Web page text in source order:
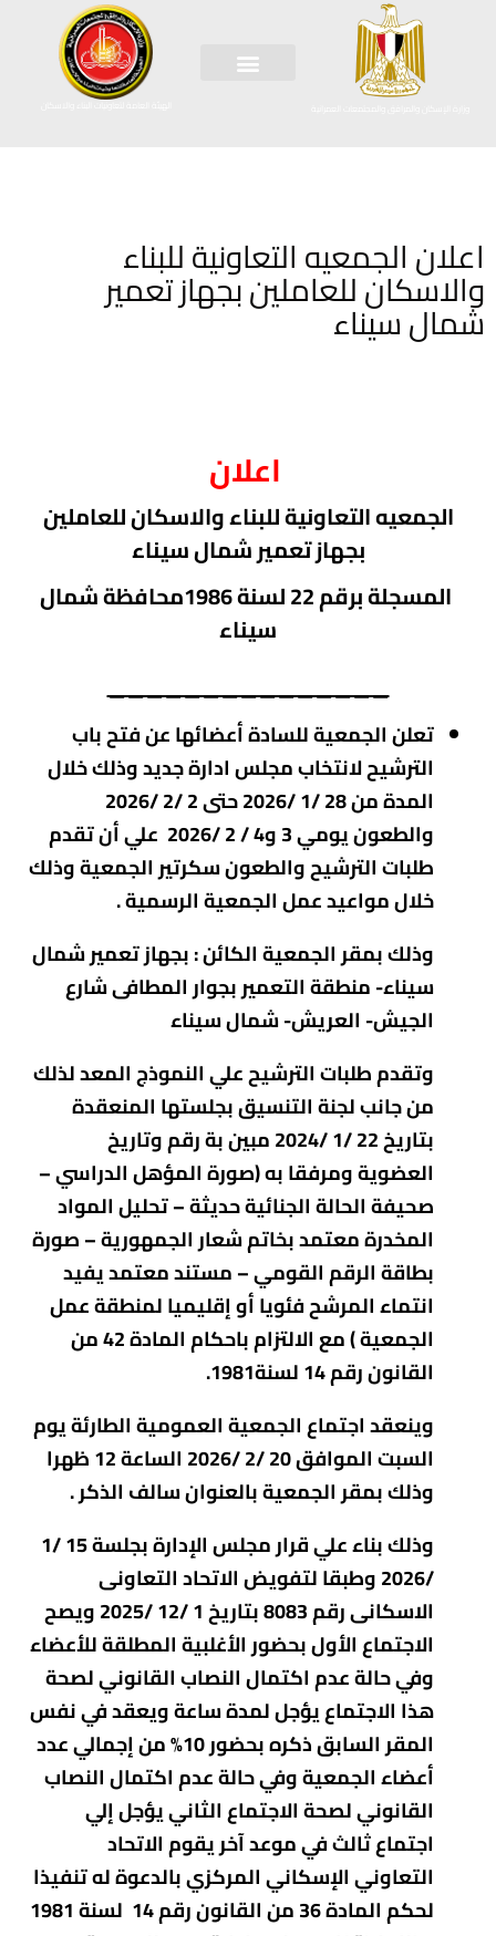
الهيئة العامة لتعاونيات البناء والاسكان
اعلان الجمعيه التعاونية للبناء
والاسكان للعاملين بجهاز تعمير
شمال سيناء
اعلان
الجمعيه التعاونية للبناء والاسكان للعاملين
بجهاز تعمير شمال سيناء
المسجلة برقم 22 لسنة 1986محافظة شمال
سيناء
_______________
تعلن الجمعية للسادة أعضائها عن فتح باب
الترشيح لانتخاب مجلس ادارة جديد وذلك خلال
المدة من 28 /1 /2026 حتى 2 /2 /2026
والطعون يومي 3 و4 / 2 /2026 علي أن تقدم
طلبات الترشيح والطعون سكرتير الجمعية وذلك
خلال مواعيد عمل الجمعية الرسمية .
وذلك بمقر الجمعية الكائن : بجهاز تعمير شمال
سيناء- منطقة التعمير بجوار المطافى شارع
الجيش- العريش- شمال سيناء
وتقدم طلبات الترشيح علي النموذج المعد لذلك
من جانب لجنة التنسيق بجلستها المنعقدة
بتاريخ 22 /1 /2024 مبين بة رقم وتاريخ
العضوية ومرفقا به (صورة المؤهل الدراسي –
صحيفة الحالة الجنائية حديثة – تحليل المواد
المخدرة معتمد بخاتم شعار الجمهورية – صورة
بطاقة الرقم القومي – مستند معتمد يفيد
انتماء المرشح فئويا أو إقليميا لمنطقة عمل
الجمعية ) مع الالتزام باحكام المادة 42 من
القانون رقم 14 لسنة1981.
وينعقد اجتماع الجمعية العمومية الطارئة يوم
السبت الموافق 20 /2 /2026 الساعة 12 ظهرا
وذلك بمقر الجمعية بالعنوان سالف الذكر .
وذلك بناء علي قرار مجلس الإدارة بجلسة 15 /1
/2026 وطبقا لتفويض الاتحاد التعاونى
الاسكانى رقم 8083 بتاريخ 1 /12 /2025 ويصح
الاجتماع الأول بحضور الأغلبية المطلقة للأعضاء
وفي حالة عدم اكتمال النصاب القانوني لصحة
هذا الاجتماع يؤجل لمدة ساعة ويعقد في نفس
المقر السابق ذكره بحضور 10% من إجمالي عدد
أعضاء الجمعية وفي حالة عدم اكتمال النصاب
القانوني لصحة الاجتماع الثاني يؤجل إلي
اجتماع ثالث في موعد آخر يقوم الاتحاد
التعاوني الإسكاني المركزي بالدعوة له تنفيذا
لحكم المادة 36 من القانون رقم 14 لسنة 1981